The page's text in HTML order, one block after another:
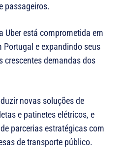
passageiros.
Uber está comprometida em
e expandindo seus
crescentes demandas dos
novas soluções de
e patinetes elétricos, e
parcerias estratégicas com
de transporte público.